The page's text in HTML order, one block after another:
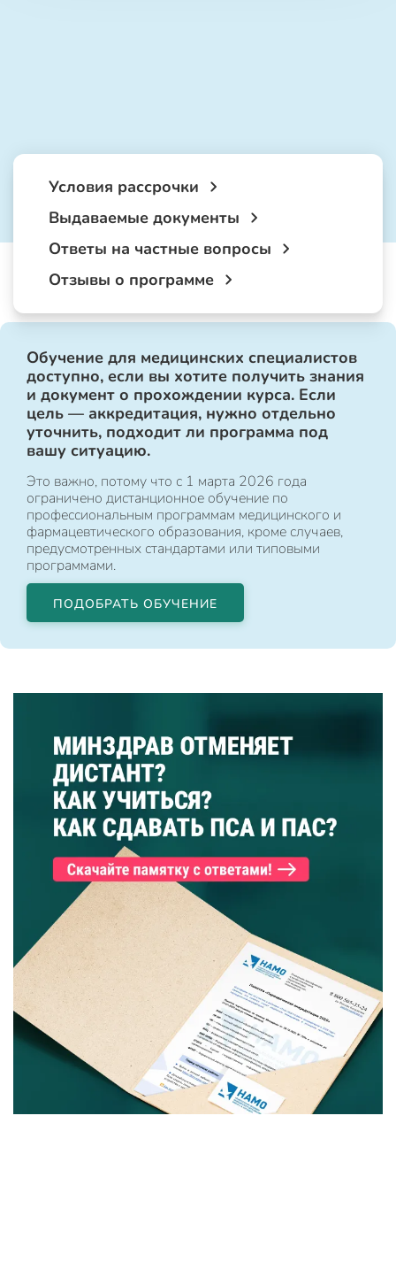
Условия рассрочки
Выдаваемые документы
Ответы на частные вопросы
Отзывы о программе
Обучение для медицинских специалистов
доступно, если вы хотите получить знания
и документ о прохождении курса. Если
цель — аккредитация, нужно отдельно
уточнить, подходит ли программа под
вашу ситуацию.
Это важно, потому что с 1 марта 2026 года
ограничено дистанционное обучение по
профессиональным программам медицинского и
фармацевтического образования, кроме случаев,
предусмотренных стандартами или типовыми
программами.
ПОДОБРАТЬ ОБУЧЕНИЕ